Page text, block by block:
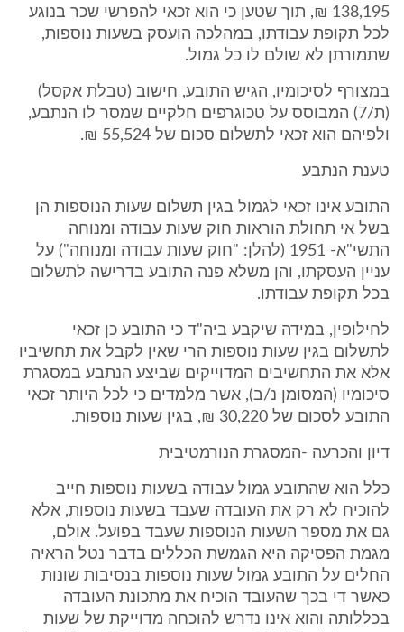
138,195 ₪, תוך שטען כי הוא זכאי להפרשי שכר בנוגע
לכל תקופת עבודתו, במהלכה הועסק בשעות נוספות,
שתמורתן לא שולם לו כל גמול.
במצורף לסיכומיו, הגיש התובע, חישוב (טבלת אקסל)
(ת/7) המבוסס על טכוגרפים חלקיים שמסר לו הנתבע,
ולפיהם הוא זכאי לתשלום סכום של 55,524 ₪.
טענת הנתבע
התובע אינו זכאי לגמול בגין תשלום שעות הנוספות הן
בשל אי תחולת הוראות חוק שעות עבודה ומנוחה
התשי"א- 1951 (להלן: "חוק שעות עבודה ומנוחה") על
עניין העסקתו, והן משלא פנה התובע בדרישה לתשלום
בכל תקופת עבודתו.
לחילופין, במידה שיקבע ביה"ד כי התובע כן זכאי
לתשלום בגין שעות נוספות הרי שאין לקבל את תחשיביו
אלא את התחשיבים המדוייקים שביצע הנתבע במסגרת
סיכומיו (המסומן נ/ב), אשר מלמדים כי לכל היותר זכאי
התובע לסכום של 30,220 ₪, בגין שעות נוספות.
דיון והכרעה -המסגרת הנורמטיבית
כלל הוא שהתובע גמול עבודה בשעות נוספות חייב
להוכיח לא רק את העובדה שעבד בשעות נוספות, אלא
גם את מספר השעות הנוספות שעבד בפועל. אולם,
מגמת הפסיקה היא הגמשת הכללים בדבר נטל הראיה
החלים על התובע גמול שעות נוספות בנסיבות שונות
כאשר די בכך שהעובד הוכיח את מתכונת העובדה
בכללותה והוא אינו נדרש להוכחה מדוייקת של שעות